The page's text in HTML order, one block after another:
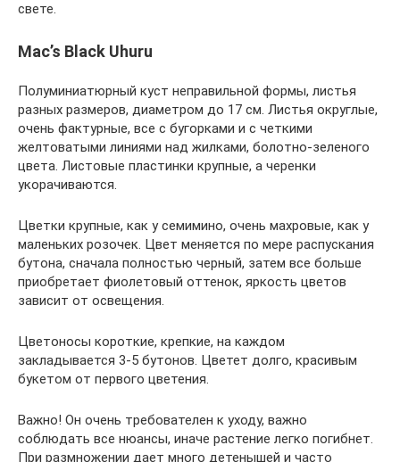
свете.
Mac’s Black Uhuru
Полуминиатюрный куст неправильной формы, листья
разных размеров, диаметром до 17 см. Листья округлые,
очень фактурные, все с бугорками и с четкими
желтоватыми линиями над жилками, болотно-зеленого
цвета. Листовые пластинки крупные, а черенки
укорачиваются.
Цветки крупные, как у семимино, очень махровые, как у
маленьких розочек. Цвет меняется по мере распускания
бутона, сначала полностью черный, затем все больше
приобретает фиолетовый оттенок, яркость цветов
зависит от освещения.
Цветоносы короткие, крепкие, на каждом
закладывается 3-5 бутонов. Цветет долго, красивым
букетом от первого цветения.
Важно! Он очень требователен к уходу, важно
соблюдать все нюансы, иначе растение легко погибнет.
При размножении дает много детенышей и часто